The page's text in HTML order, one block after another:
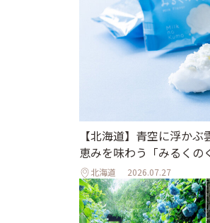
【北海道】青空に浮か
恵みを味わう「みるくの
北海道 2026.07.27